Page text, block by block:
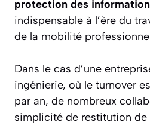
protection des
indispensable à l’ère du
de la mobilité
Dans le cas d’une
ingénierie, où le turnover
par an, de nombreux
simplicité de restitution de